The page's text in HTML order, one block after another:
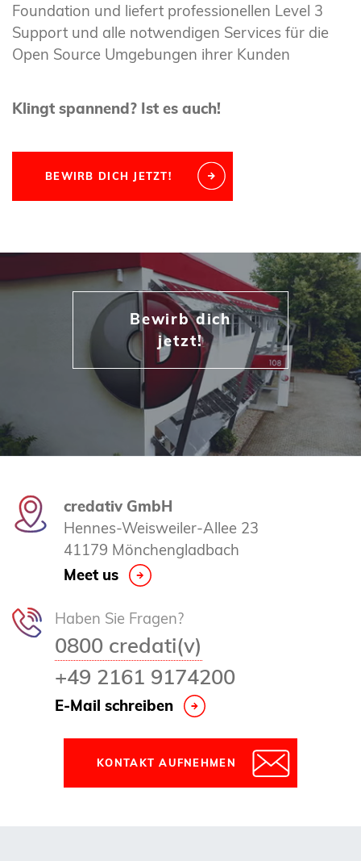
Foundation und liefert professionellen Level 3
Support und alle notwendigen Services für die
Open Source Umgebungen ihrer Kunden
Klingt spannend? Ist es auch!
BEWIRB DICH JETZT!
Bewirb dich
jetzt!
credativ GmbH
Hennes-Weisweiler-Allee 23
41179 Mönchengladbach
Meet us
Haben Sie Fragen?
0800 credati(v)
+49 2161 9174200
E-Mail schreiben
KONTAKT AUFNEHMEN